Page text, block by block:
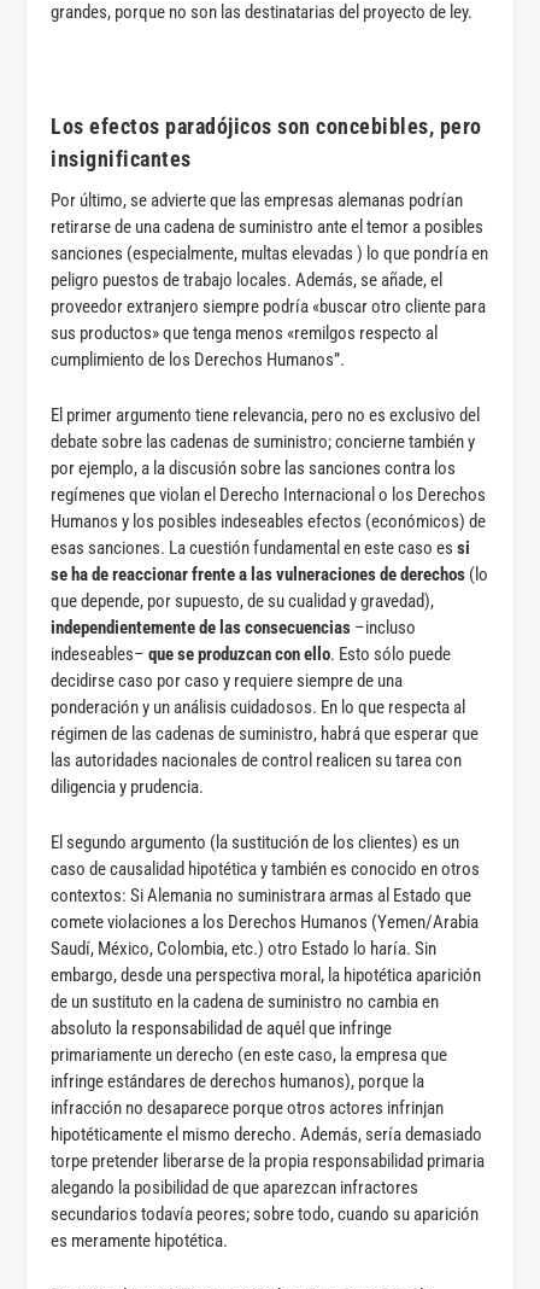
grandes, porque no son las destinatarias del proyecto de ley.
Los efectos paradójicos son concebibles, pero
insignificantes
Por último, se advierte que las empresas alemanas podrían
retirarse de una cadena de suministro ante el temor a posibles
sanciones (especialmente, multas elevadas ) lo que pondría en
peligro puestos de trabajo locales. Además, se añade, el
proveedor extranjero siempre podría «buscar otro cliente para
sus productos» que tenga menos «remilgos respecto al
cumplimiento de los Derechos Humanos”.
El primer argumento tiene relevancia, pero no es exclusivo del
debate sobre las cadenas de suministro; concierne también y
por ejemplo, a la discusión sobre las sanciones contra los
regímenes que violan el Derecho Internacional o los Derechos
Humanos y los posibles indeseables efectos (económicos) de
esas sanciones. La cuestión fundamental en este caso es si
se ha de reaccionar frente a las vulneraciones de derechos (lo
que depende, por supuesto, de su cualidad y gravedad),
independientemente de las consecuencias –incluso
indeseables–que se produzcan con ello. Esto sólo puede
decidirse caso por caso y requiere siempre de una
ponderación y un análisis cuidadosos. En lo que respecta al
régimen de las cadenas de suministro, habrá que esperar que
las autoridades nacionales de control realicen su tarea con
diligencia y prudencia.
El segundo argumento (la sustitución de los clientes) es un
caso de causalidad hipotética y también es conocido en otros
contextos: Si Alemania no suministrara armas al Estado que
comete violaciones a los Derechos Humanos (Yemen/Arabia
Saudí, México, Colombia, etc.) otro Estado lo haría. Sin
embargo, desde una perspectiva moral, la hipotética aparición
de un sustituto en la cadena de suministro no cambia en
absoluto la responsabilidad de aquél que infringe
primariamente un derecho (en este caso, la empresa que
infringe estándares de derechos humanos), porque la
infracción no desaparece porque otros actores infrinjan
hipotéticamente el mismo derecho. Además, sería demasiado
torpe pretender liberarse de la propia responsabilidad primaria
alegando la posibilidad de que aparezcan infractores
secundarios todavía peores; sobre todo, cuando su aparición
es meramente hipotética.